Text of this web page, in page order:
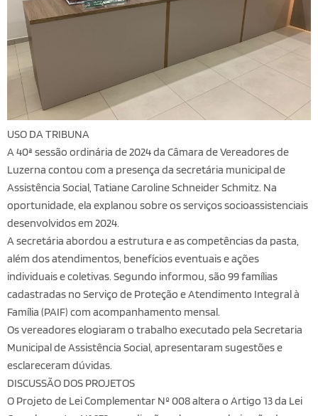
USO DA TRIBUNA
A 40ª sessão ordinária de 2024 da Câmara de Vereadores de
Luzerna contou com a presença da secretária municipal de
Assistência Social, Tatiane Caroline Schneider Schmitz. Na
oportunidade, ela explanou sobre os serviços socioassistenciais
desenvolvidos em 2024.
A secretária abordou a estrutura e as competências da pasta,
além dos atendimentos, benefícios eventuais e ações
individuais e coletivas. Segundo informou, são 99 famílias
cadastradas no Serviço de Proteção e Atendimento Integral à
Família (PAIF) com acompanhamento mensal.
Os vereadores elogiaram o trabalho executado pela Secretaria
Municipal de Assistência Social, apresentaram sugestões e
esclareceram dúvidas.
DISCUSSÃO DOS PROJETOS
O Projeto de Lei Complementar Nº 008 altera o Artigo 13 da Lei